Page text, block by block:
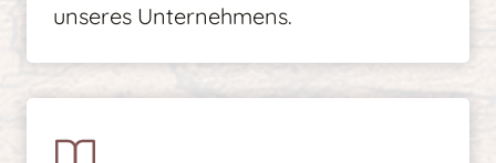
unseres Unternehmens.